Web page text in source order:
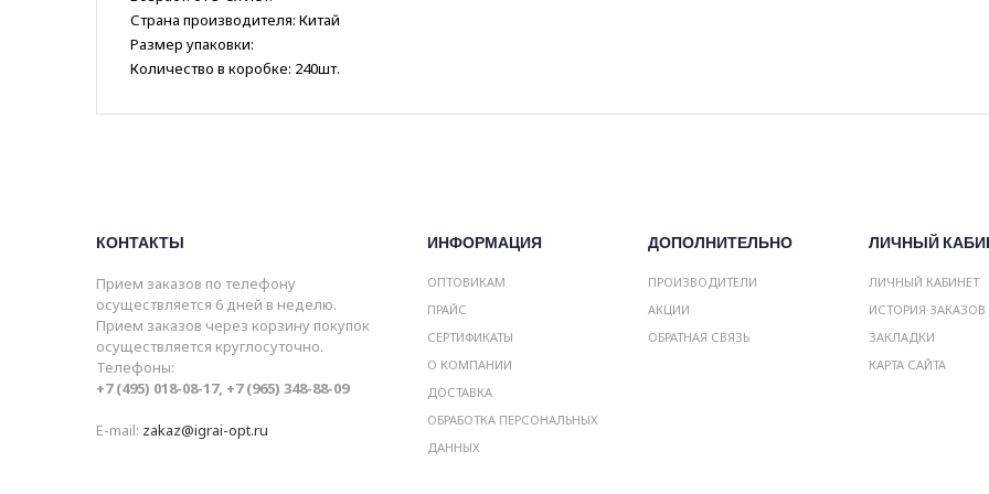
Страна производителя: Китай
Размер упаковки:
Количество в коробке: 240шт.
КОНТАКТЫ
Прием заказов по телефону
осуществляется 6 дней в неделю.
Прием заказов через корзину покупок
осуществляется круглосуточно.
Телефоны:
+7 (495) 018-08-17, +7 (965) 348-88-09
E-mail: zakaz@igrai-opt.ru
ИНФОРМАЦИЯ
ОПТОВИКАМ
ПРАЙС
СЕРТИФИКАТЫ
О КОМПАНИИ
ДОСТАВКА
ОБРАБОТКА ПЕРСОНАЛЬНЫХ
ДАННЫХ
ДОПОЛНИТЕЛЬНО
ПРОИЗВОДИТЕЛИ
АКЦИИ
ОБРАТНАЯ СВЯЗЬ
ЛИЧНЫЙ
ЛИЧНЫЙ КАБИНЕТ
ИСТОРИЯ ЗАКАЗОВ
ЗАКЛАДКИ
КАРТА САЙТА